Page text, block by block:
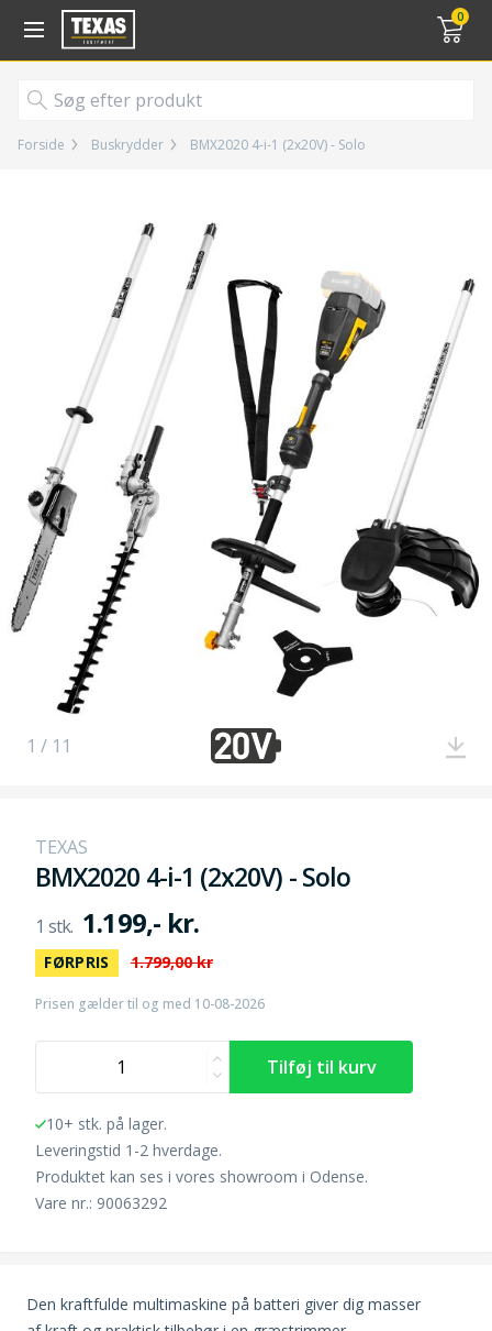
0
Gå til kurv (
Forside Buskrydder BMX2020 4-i-1 (2x20V) - Solo
1 / 11
TEXAS
BMX2020 4-i-1 (2x20V) - Solo
1.199,- kr.
FØRPRIS 1.799,00 kr
Prisen gælder til og med 10-08-2026
10+ stk. på lager.
Leveringstid 1-2 hverdage.
Produktet kan ses i vores showroom i Odense.
Vare nr.: 90063292
Den kraftfulde multimaskine på batteri giver dig masser